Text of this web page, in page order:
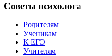
Советы психолога
Родителям
Ученикам
К ЕГЭ
Учителям